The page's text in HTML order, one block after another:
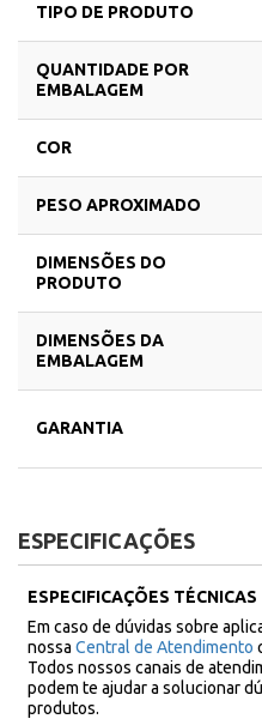
TIPO DE PRODUTO
QUANTIDADE POR
EMBALAGEM
COR
PESO APROXIMADO
DIMENSÕES DO
PRODUTO
DIMENSÕES DA
EMBALAGEM
GARANTIA
ESPECIFICAÇÕES
ESPECIFICAÇÕES TÉCNICAS
Em caso de dúvidas sobre
nossa Central de Atendimento
Todos nossos canais de
podem te ajudar a solucionar
produtos.